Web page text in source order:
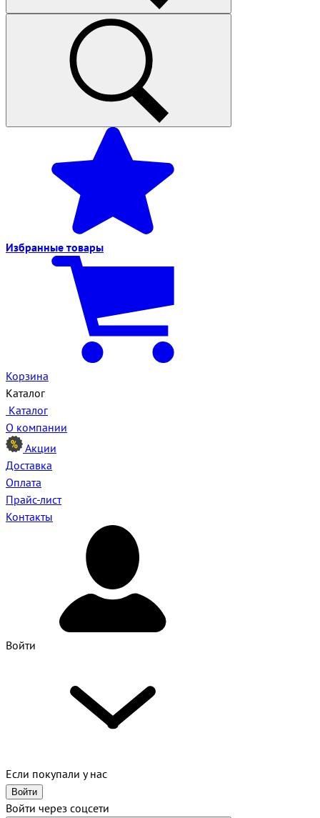
Избранные товары
Корзина
Каталог
Каталог
О компании
Акции
Доставка
Оплата
Прайс-лист
Контакты
Войти
Если покупали у нас
Войти
Войти через соцсети